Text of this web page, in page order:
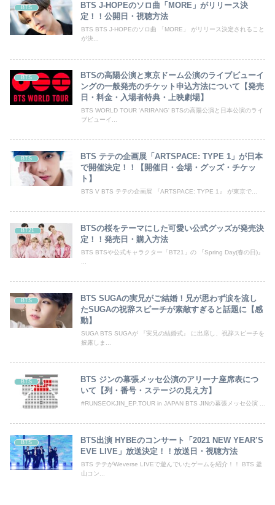
BTS
BTS J-HOPEのソロ曲「MORE」がリリース決
定！！公開日・視聴方法
BTS BTS J-HOPEのソロ曲 「MORE」 がリリース決定されること
が決...
BTS
BTSの高陽公演と東京ドーム公演のライブビューイ
ングの一般発売のチケット申込方法について【発売
日・料金・入場者特典・上映劇場】
BTS WORLD TOUR 'ARIRANG' BTSの高陽公演と日本公演のライ
ブビューイ...
BTS
BTS テテの企画展「ARTSPACE: TYPE 1」が日本
で開催決定！！【開催日・会場・グッズ・チケッ
ト】
BTS V BTS テテの企画展 『ARTSPACE: TYPE 1』 が東京で...
BT21
BTSの桜をテーマにした可愛い公式グッズが発売決
定！！発売日・購入方法
BTS BTSや公式キャラクター「BT21」の 『Spring Day(春の日)』
BTS
BTS SUGAの実兄がご結婚！兄が思わず涙を流し
たSUGAの祝辞スピーチが素敵すぎると話題に【感
動】
SUGA BTS SUGAが 『実兄の結婚式』 に出席し、祝辞スピーチを
披露しま...
BTS
BTS ジンの幕張メッセ公演のアリーナ座席表につ
いて【列・番号・ステージの見え方】
#RUNSEOKJIN_EP.TOUR in JAPAN BTS JINの幕張メッセ公演 ...
BTS
BTS出演 HYBEのコンサート「2021 NEW YEAR’S
EVE LIVE」放送決定！！放送日・視聴方法
BTS テテがWeverse LIVEで遊んでいたゲームを紹介！！ BTS 釜
山コン...